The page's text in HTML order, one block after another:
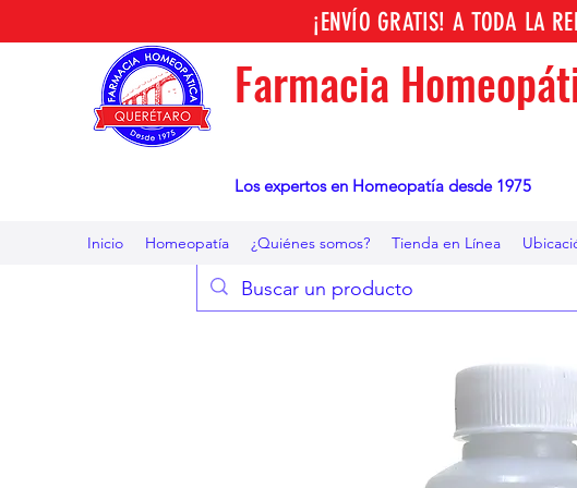
Farmacia
Los expertos en Homeopatía desde 1975
Inicio Homeopatía ¿Quiénes somos? Tienda en Línea
¡ENVÍO GRATIS! A TODA LA